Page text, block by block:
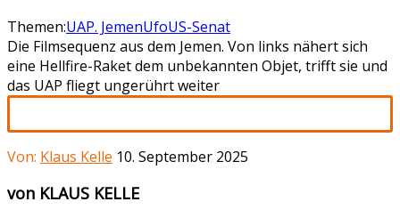
Themen:UAP. JemenUfoUS-Senat
Die Filmsequenz aus dem Jemen. Von links nähert sich
eine Hellfire-Raket dem unbekannten Objet, trifft sie und
das UAP fliegt ungerührt weiter
Von: Klaus Kelle 10. September 2025
von KLAUS KELLE